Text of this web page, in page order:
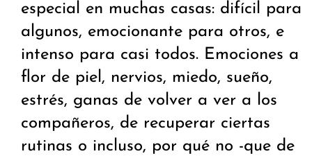
especial en muchas casas: difícil para
algunos, emocionante para otros, e
intenso para casi todos. Emociones a
flor de piel, nervios, miedo, sueño,
estrés, ganas de volver a ver a los
compañeros, de recuperar ciertas
rutinas o incluso, por qué no -que de